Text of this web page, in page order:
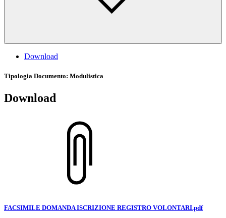
Download
Tipologia Documento: Modulistica
Download
FACSIMILE DOMANDA ISCRIZIONE REGISTRO VOLONTARI.pdf